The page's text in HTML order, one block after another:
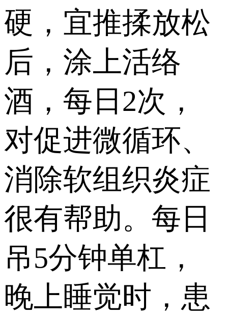
硬，宜推揉放松
后，涂上活络
酒，每日2次，
对促进微循环、
消除软组织炎症
很有帮助。每日
吊5分钟单杠，
晚上睡觉时，患